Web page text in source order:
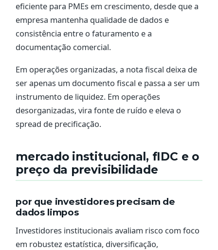
eficiente para PMEs em crescimento, desde que a
empresa mantenha qualidade de dados e
consistência entre o faturamento e a
documentação comercial.
Em operações organizadas, a nota fiscal deixa de
ser apenas um documento fiscal e passa a ser um
instrumento de liquidez. Em operações
desorganizadas, vira fonte de ruído e eleva o
spread de precificação.
mercado institucional, fIDC e o
preço da previsibilidade
por que investidores precisam de
dados limpos
Investidores institucionais avaliam risco com foco
em robustez estatística, diversificação,